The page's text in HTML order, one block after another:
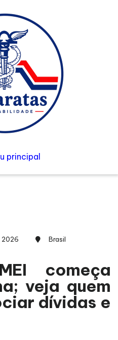
principal
2026
Brasil
começa
veja quem
dívidas e